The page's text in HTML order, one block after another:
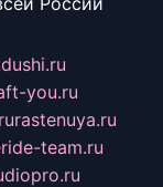
you.ru
rastenuya.ru
team.ru